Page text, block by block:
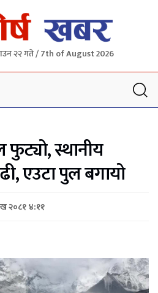
२२ गते / 7th of August 2026
फुट्यो, स्थानीय
एउटा पुल बगायो
२०८१ ४:११